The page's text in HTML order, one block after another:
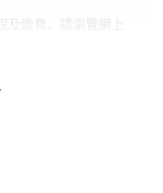
繳費，請瀏覽網上